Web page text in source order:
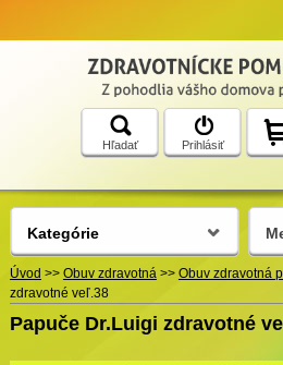
Hľadať Prihlásiť
Úvod >> Obuv zdravotná >> Obuv zdravotná
zdravotné veľ.38
Papuče Dr.Luigi zdravotné
Kategórie